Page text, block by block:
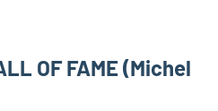
OF FAME (Michel